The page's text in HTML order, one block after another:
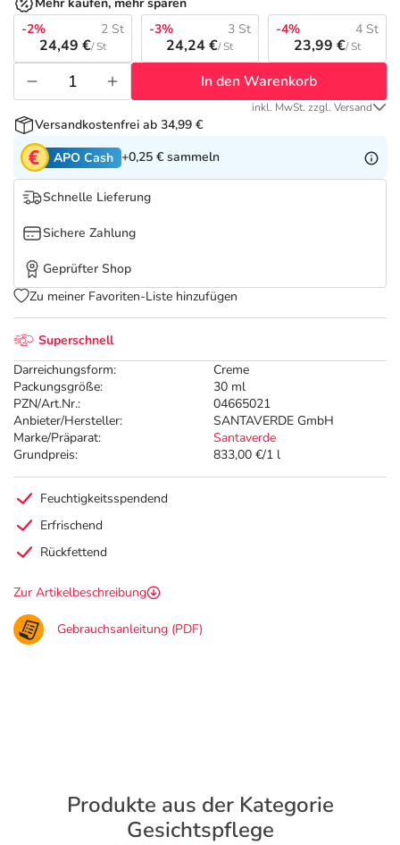
Tierapotheke
Vitamine & Mineralstoffe
Marken
Salus Deals
Superschnell
Darreichungsform:
Creme
Packungsgröße:
30 ml
PZN/Art.Nr.:
04665021
Anbieter/Hersteller:
SANTAVERDE GmbH
Marke/Präparat:
Santaverde
Grundpreis:
833,00 €/1 l
-2%
2 St
24,49 €/ St
-3% 3 St
24,24 €/ St
-4% 4 St
23,99 €/ St
In den Warenkorb
inkl. MwSt. zzgl. Versand
Versandkostenfrei ab 34,99 €
APO Cash +0,25 € sammeln
Schnelle Lieferung
Sichere Zahlung
Geprüfter Shop
Zu meiner Favoriten-Liste hinzufügen
Feuchtigkeitsspendend
Erfrischend
Rückfettend
Zur Artikelbeschreibung
Gebrauchsanleitung (PDF)
Produkte aus der Kategorie
Gesichtspflege